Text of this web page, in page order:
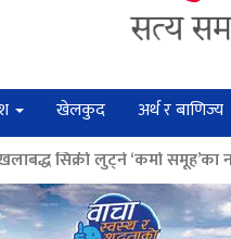
खेलकुद अर्थ र बाणिज्य
समूह’का नाइकेसहित पाँच पक्राउ